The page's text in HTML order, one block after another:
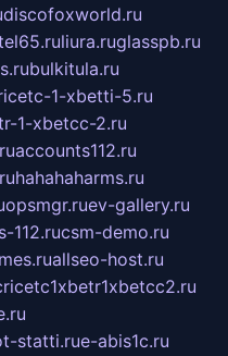
discofoxworld.ru
liura.ruglasspb.ru
bulkitula.ru
1-xbetti-5.ru
1-xbetcc-2.ru
accounts112.ru
hahahaharms.ru
opsmgr.ruev-gallery.ru
112.rucsm-demo.ru
allseo-host.ru
statti.rue-abis1c.ru